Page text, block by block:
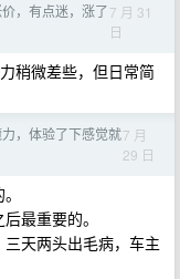
，有点迷，涨了7 月 31
日
稍微差些，但日常简
，体验了下感觉就7 月
29 日
最重要的。
天两头出毛病，车主